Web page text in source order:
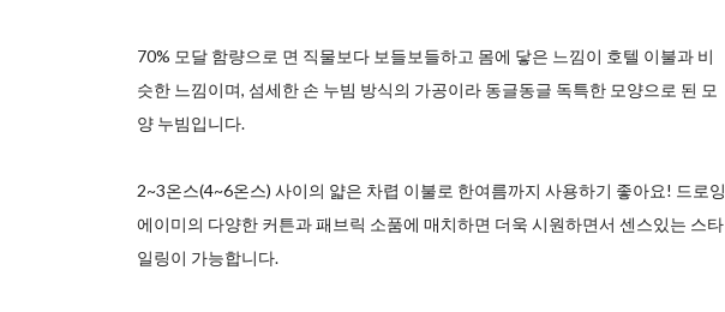
70% 모달 함량으로 면 직물보다 보들보들하고 몸에 닿은 느낌이 호텔 이불과 비
슷한 느낌이며, 섬세한 손 누빔 방식의 가공이라 동글동글 독특한 모양으로 된 모
양 누빔입니다.
2~3온스(4~6온스) 사이의 얇은 차렵 이불로 한여름까지 사용하기 좋아요! 드로잉
에이미의 다양한 커튼과 패브릭 소품에 매치하면 더욱 시원하면서 센스있는 스타
일링이 가능합니다.